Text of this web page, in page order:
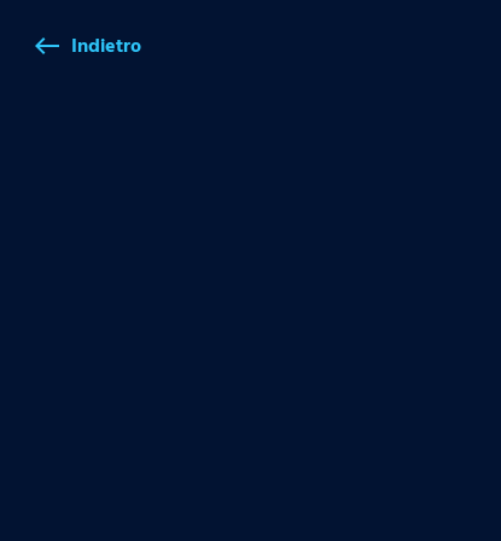
west Indietro